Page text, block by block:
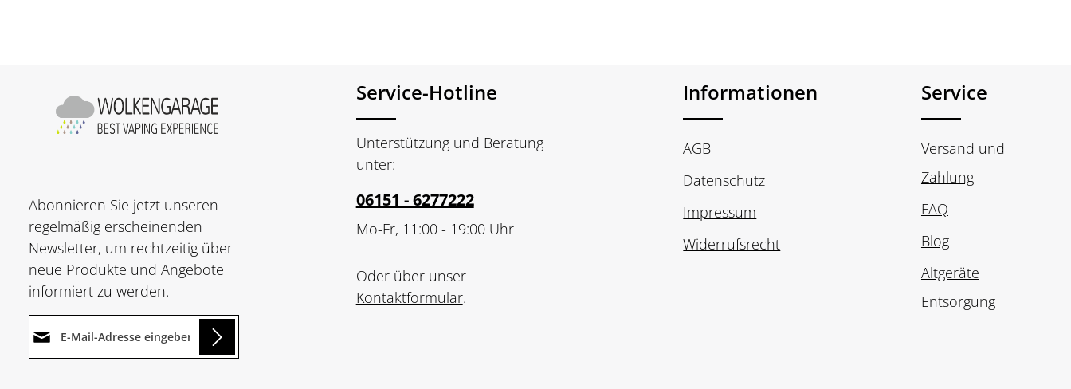
Abonnieren Sie jetzt unseren
regelmäßig erscheinenden
Newsletter, um rechtzeitig über
neue Produkte und Angebote
informiert zu werden.
Service-Hotline
Unterstützung und Beratung
unter:
06151 - 6277222
Mo-Fr, 11:00 - 19:00 Uhr
Oder über unser
Kontaktformular.
Informationen
AGB
Datenschutz
Impressum
Widerrufsrecht
Service
Versand und
Zahlung
FAQ
Blog
Altgeräte
Entsorgung